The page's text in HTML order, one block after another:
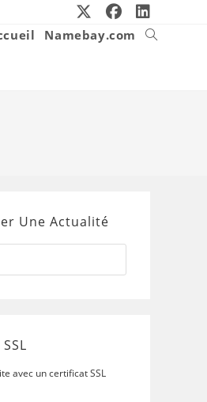
Namebay.com
Toggle
Une Actualité
Press
to
avec un certificat SSL